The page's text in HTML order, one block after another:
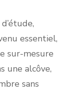
essentiel,
sur-mesure
une alcôve,
sans